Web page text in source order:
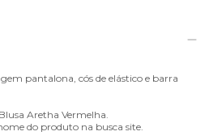
pantalona, cós de elástico e barra
Aretha Vermelha.
do produto na busca site.